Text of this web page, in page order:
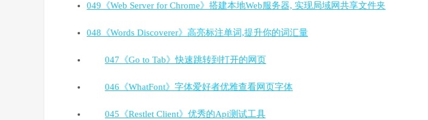
049《Web Server for Chrome》搭建本地Web服务器, 实现局域网共享文件夹
048《Words Discoverer》高亮标注单词,提升你的词汇量
047《Go to Tab》快速跳转到打开的网页
046《WhatFont》字体爱好者优雅查看网页字体
045《Restlet Client》优秀的Api测试工具